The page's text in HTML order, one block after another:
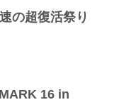
の返金の対応はございま
の超復活祭り
16 in